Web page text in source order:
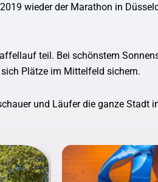
wieder der Marathon in
teil. Bei schönstem
Plätze im Mittelfeld sichern.
und Läufer die ganze Stadt